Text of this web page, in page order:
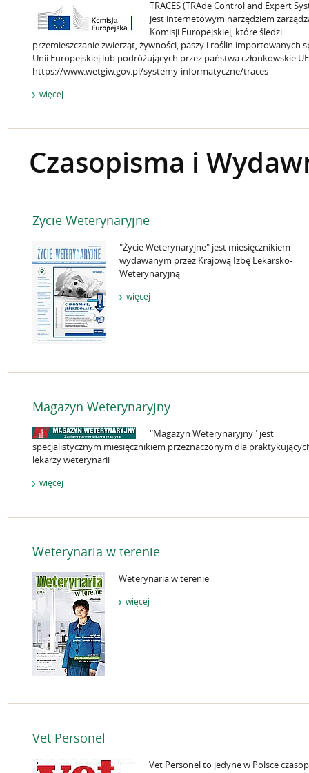
TRACES (TRAde Control and Expert
jest internetowym narzędziem
Komisji Europejskiej, które śledzi
przemieszczanie zwierząt, żywności, paszy i roślin importowanych
Unii Europejskiej lub podróżujących przez państwa członkowskie
https://www.wetgiw.gov.pl/systemy-informatyczne/traces
więcej
Czasopisma i
Życie Weterynaryjne
"Życie Weterynaryjne" jest miesięcznikiem
wydawanym przez Krajową Izbę Lekarsko-
Weterynaryjną
więcej
Magazyn Weterynaryjny
"Magazyn Weterynaryjny" jest
specjalistycznym miesięcznikiem przeznaczonym dla
lekarzy weterynarii
więcej
Weterynaria w terenie
Weterynaria w terenie
więcej
Vet Personel
Vet Personel to jedyne w Polsce